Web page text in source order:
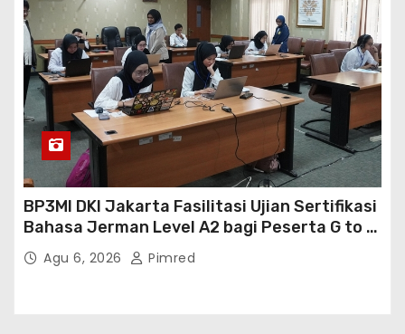
BP3MI DKI Jakarta Fasilitasi Ujian Sertifikasi
Bahasa Jerman Level A2 bagi Peserta G to G
Jerman Batch VII
Agu 6, 2026 Pimred